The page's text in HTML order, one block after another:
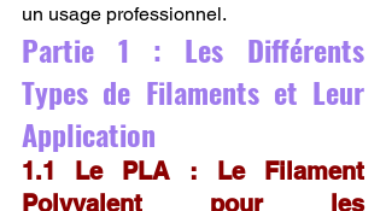
un usage professionnel.
Partie 1 : Les Différents
Types de Filaments et Leur
Application
1.1 Le PLA : Le Filament
Polyvalent pour les